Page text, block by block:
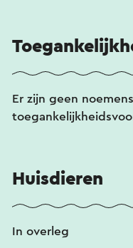
Er zijn geen
Huisdieren
In overleg